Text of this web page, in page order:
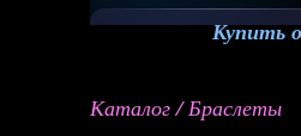
Купить
Каталог / Браслеты